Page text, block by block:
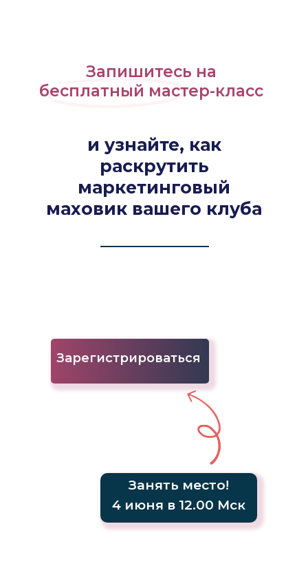
Запишитесь на
бесплатный мастер-класс
и узнайте, как
раскрутить
маркетинговый
маховик вашего клуба
Зарегистрироваться
Занять место!
4 июня в 12.00 Мск